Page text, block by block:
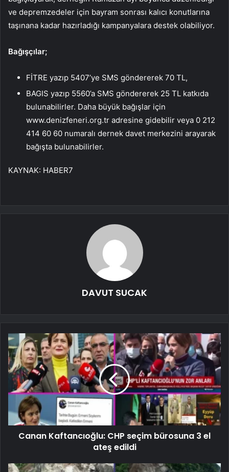
ve depremzedeler için bayram sonrası kalıcı konutlarına
taşınana kadar hazırladığı kampanyalara destek olabiliyor.
Bağışçılar;
FİTRE yazıp 5407’ye SMS göndererek 70 TL,
BAGIS yazıp 5560’a SMS göndererek 25 TL katkıda
bulunabilirler. Daha büyük bağışlar için
www.denizfeneri.org.tr adresine gidebilir veya 0 212
414 60 60 numaralı dernek davet merkezini arayarak
bağışta bulunabilirler.
KAYNAK: HABER7
DAVUT SUCAK
Canan Kaftancıoğlu: CHP seçim bürosuna 3 el
ateş edildi